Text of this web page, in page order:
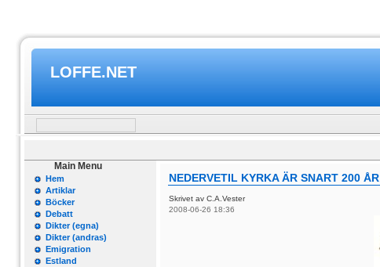
LOFFE.NET
Main Menu
Hem
Artiklar
Böcker
Debatt
Dikter (egna)
Dikter (andras)
Emigration
Estland
NEDERVETIL KYRKA ÄR SNART 200 ÅR
Skrivet av C.A.Vester
2008-06-26 18:36